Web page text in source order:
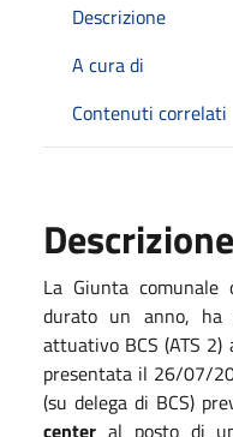
Descrizione
A cura di
Contenuti correlati
Descrizione
La Giunta comunale
durato un anno,
attuativo BCS (ATS
presentata il 26/07/
(su delega di BCS)
center al posto di